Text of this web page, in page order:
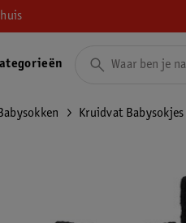
Babysokken Kruidvat Babysokjes